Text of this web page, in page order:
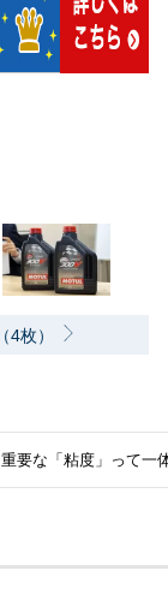
枚）
要な「粘度」って一